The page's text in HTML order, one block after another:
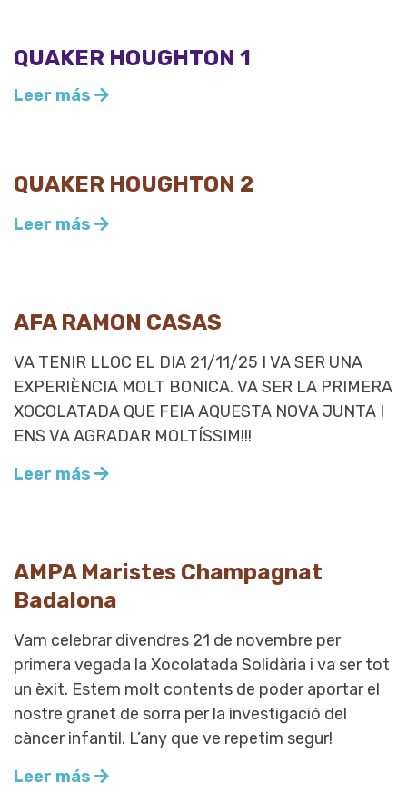
QUAKER HOUGHTON 1
Leer más
QUAKER HOUGHTON 2
Leer más
AFA RAMON CASAS
VA TENIR LLOC EL DIA 21/11/25 I VA SER UNA
EXPERIÈNCIA MOLT BONICA. VA SER LA PRIMERA
XOCOLATADA QUE FEIA AQUESTA NOVA JUNTA I
ENS VA AGRADAR MOLTÍSSIM!!!
Leer más
AMPA Maristes Champagnat
Badalona
Vam celebrar divendres 21 de novembre per
primera vegada la Xocolatada Solidària i va ser tot
un èxit. Estem molt contents de poder aportar el
nostre granet de sorra per la investigació del
càncer infantil. L’any que ve repetim segur!
Leer más